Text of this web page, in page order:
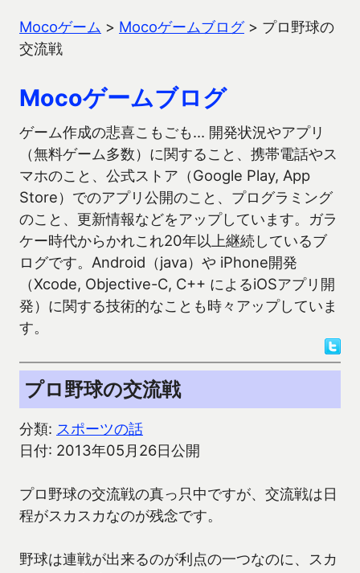
Mocoゲーム > Mocoゲームブログ> プロ野球の
交流戦
Mocoゲームブログ
ゲーム作成の悲喜こもごも… 開発状況やアプリ
（無料ゲーム多数）に関すること、携帯電話やス
マホのこと、公式ストア（Google Play, App
Store）でのアプリ公開のこと、プログラミング
のこと、更新情報などをアップしています。ガラ
ケー時代からかれこれ20年以上継続しているブ
ログです。Android（java）や iPhone開発
（Xcode, Objective-C, C++ によるiOSアプリ開
発）に関する技術的なことも時々アップしていま
す。
プロ野球の交流戦
分類: スポーツの話
日付: 2013年05月26日公開
プロ野球の交流戦の真っ只中ですが、交流戦は日
程がスカスカなのが残念です。
野球は連戦が出来るのが利点の一つなのに、スカ